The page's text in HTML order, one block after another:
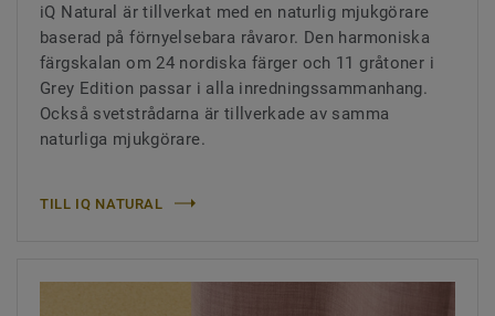
iQ Natural är tillverkat med en naturlig mjukgörare
baserad på förnyelsebara råvaror. Den harmoniska
färgskalan om 24 nordiska färger och 11 gråtoner i
Grey Edition passar i alla inredningssammanhang.
Också svetstrådarna är tillverkade av samma
naturliga mjukgörare.
TILL IQ NATURAL